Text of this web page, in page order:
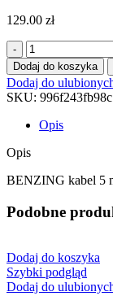
129.00 zł
ilość
BENZING
kabel
5
m
Dodaj do koszyka
Dodaj do
SKU: 996f243fb98c
Opis
Opis
BENZING kabel 5
Podobne
Dodaj do koszyka
Szybki podgląd
Dodaj do